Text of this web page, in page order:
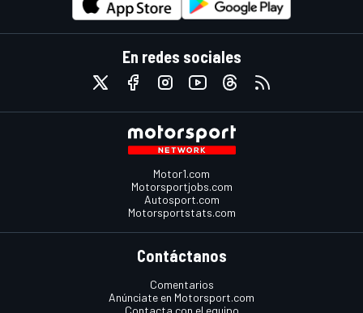
En redes sociales
Motor1.com
Motorsportjobs.com
Autosport.com
Motorsportstats.com
Contáctanos
Comentarios
Anúnciate en Motorsport.com
Contacta con el equipo